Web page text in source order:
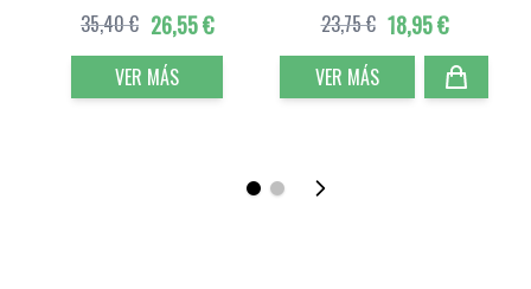
26,55 €
35,40 €
VER MÁS
18,95 €
23,75 €
VER MÁS